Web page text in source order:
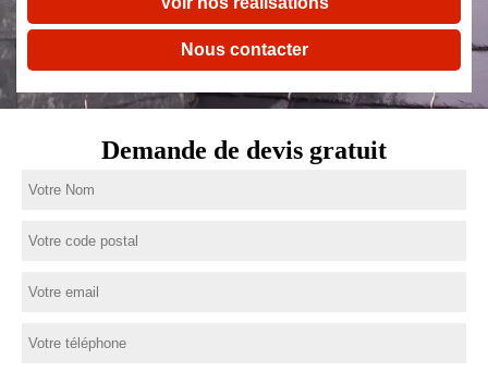
Nous contacter
Demande de devis gratuit